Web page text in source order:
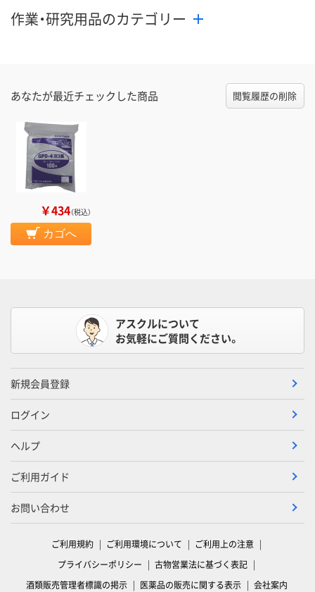
作業・研究用品のカテゴリー
あなたが最近チェックした商品 閲覧履歴の削除
￥434（税込）
カゴへ
アスクルについて
お気軽にご質問ください。
新規会員登録
ログイン
ヘルプ
ご利用ガイド
お問い合わせ
ご利用規約 ご利用環境について
ご利用上の注意
プライバシーポリシー
古物営業法に基づく表記
酒類販売管理者標識の掲示
医薬品の販売に関する表示 会社案内